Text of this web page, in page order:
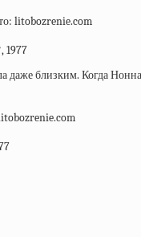
1977
близким. Когда